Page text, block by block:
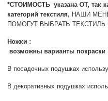
*CТОИМОСТЬ указана ОТ, так
категорий текстиля, НАШИ
ПОМОГУТ ВЫБРАТЬ
Ножки :
возможны варианты покраски
В посадочных подушках
В декоративных подушках